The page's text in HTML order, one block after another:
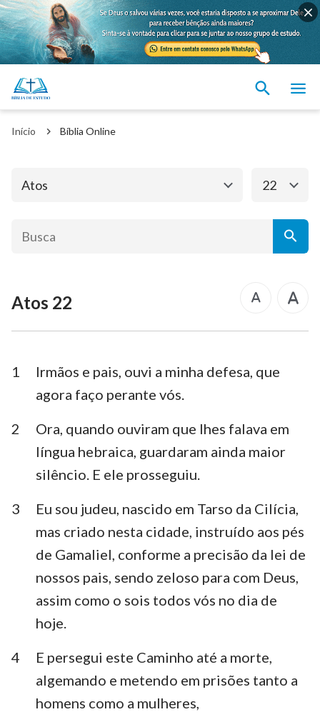
Início Bíblia Online
Atos
Antigo Testamento Novo Testamento
Mateus Marcos
Atos
Gálatas
1 Tessalonicenses 2 Tessalonicenses
1 Timóteo 2 Timóteo
Tito Filemón
Hebreus Tiago
1 Pedro 2 Pedro
1 João 2 João
Apocalipse
22
Atos 22
1
Irmãos e pais, ouvi a minha defesa, que
agora faço perante vós.
2
Ora, quando ouviram que lhes falava em
língua hebraica, guardaram ainda maior
silêncio. E ele prosseguiu.
3
Eu sou judeu, nascido em Tarso da Cilícia,
mas criado nesta cidade, instruído aos pés
de Gamaliel, conforme a precisão da lei de
nossos pais, sendo zeloso para com Deus,
assim como o sois todos vós no dia de
hoje.
4
E persegui este Caminho até a morte,
algemando e metendo em prisões tanto a
homens como a mulheres,